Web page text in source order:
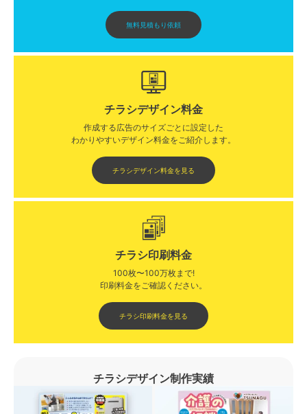
無料見積もり依頼
チラシデザイン料金
作成する広告のサイズごとに設定した
わかりやすいデザイン料金をご紹介します。​​
チラシデザイン料金を見る
チラシ印刷料金
100枚〜100万枚まで!
印刷料金をご確認ください。​
チラシ印刷料金を見る
チラシデザイン制作実績